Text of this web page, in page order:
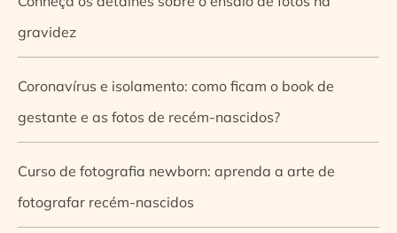
gravidez
Coronavírus e isolamento: como ficam o book de
gestante e as fotos de recém-nascidos?
Curso de fotografia newborn: aprenda a arte de
fotografar recém-nascidos